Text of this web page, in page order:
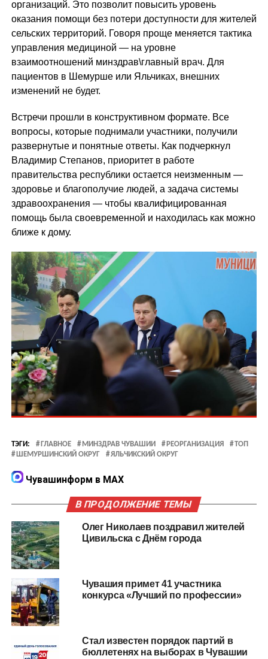
организаций. Это позволит повысить уровень
оказания помощи без потери доступности для жителей
сельских территорий. Говоря проще меняется тактика
управления медициной — на уровне
взаимоотношений минздрав\главный врач. Для
пациентов в Шемурше или Яльчиках, внешних
изменений не будет.
Встречи прошли в конструктивном формате. Все
вопросы, которые поднимали участники, получили
развернутые и понятные ответы. Как подчеркнул
Владимир Степанов, приоритет в работе
правительства республики остается неизменным —
здоровье и благополучие людей, а задача системы
здравоохранения — чтобы квалифицированная
помощь была своевременной и находилась как можно
ближе к дому.
ТЭГИ: ГЛАВНОЕ МИНЗДРАВ ЧУВАШИИ РЕОРГАНИЗАЦИЯ
ТОП
ШЕМУРШИНСКИЙ ОКРУГ
ЯЛЬЧИКСКИЙ ОКРУГ
Чувашинформ в MAX
В ПРОДОЛЖЕНИЕ ТЕМЫ
Олег Николаев поздравил жителей
Цивильска с Днём города
Чувашия примет 41 участника
конкурса «Лучший по профессии»
Стал известен порядок партий в
бюллетенях на выборах в Чувашии